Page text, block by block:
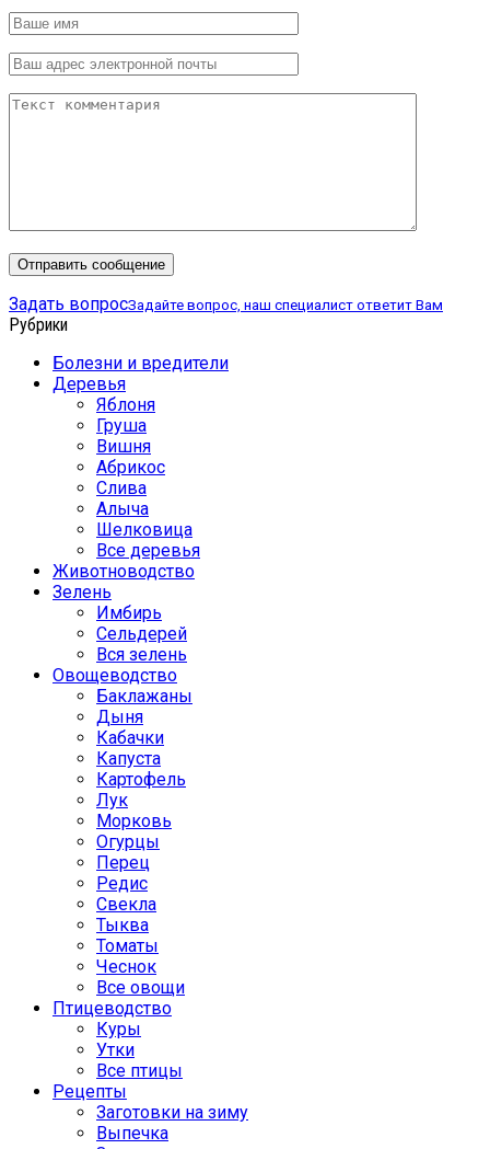
Задать вопросЗадайте вопрос, наш специалист ответит Вам
Рубрики
Болезни и вредители
Деревья
Яблоня
Груша
Вишня
Абрикос
Слива
Алыча
Шелковица
Все деревья
Животноводство
Зелень
Имбирь
Сельдерей
Вся зелень
Овощеводство
Баклажаны
Дыня
Кабачки
Капуста
Картофель
Лук
Морковь
Огурцы
Перец
Редис
Свекла
Тыква
Томаты
Чеснок
Все овощи
Птицеводство
Куры
Утки
Все птицы
Рецепты
Заготовки на зиму
Выпечка